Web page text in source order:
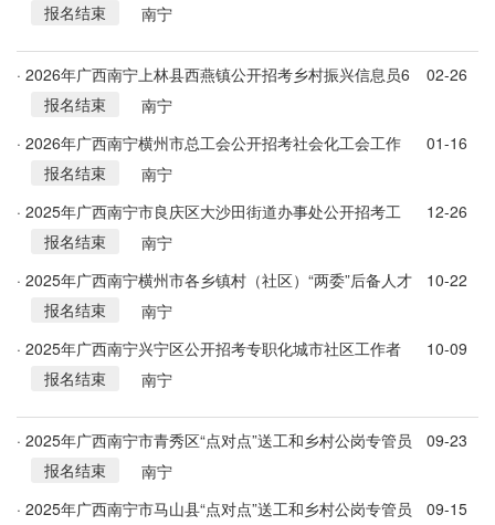
兴信息员公告
报名结束
南宁
· 2026年广西南宁上林县西燕镇公开招考乡村振兴信息员6
人公告
02-26
报名结束
南宁
· 2026年广西南宁横州市总工会公开招考社会化工会工作
者8人公告
01-16
报名结束
南宁
· 2025年广西南宁市良庆区大沙田街道办事处公开招考工
作人员简章
12-26
报名结束
南宁
· 2025年广西南宁横州市各乡镇村（社区）“两委”后备人才
持续公开选拔公告
10-22
报名结束
南宁
· 2025年广西南宁兴宁区公开招考专职化城市社区工作者
26人公告
10-09
报名结束
南宁
· 2025年广西南宁市青秀区“点对点”送工和乡村公岗专管员
招考1名公告
09-23
报名结束
南宁
· 2025年广西南宁市马山县“点对点”送工和乡村公岗专管员
09-15